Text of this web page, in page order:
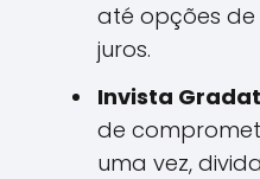
até opções
juros.
Invista
de
uma vez,